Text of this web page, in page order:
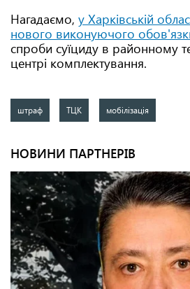
Нагадаємо, у Харківській
нового виконуючого
спроби суїциду в районному
центрі комплектування.
штраф ТЦК мобілізація